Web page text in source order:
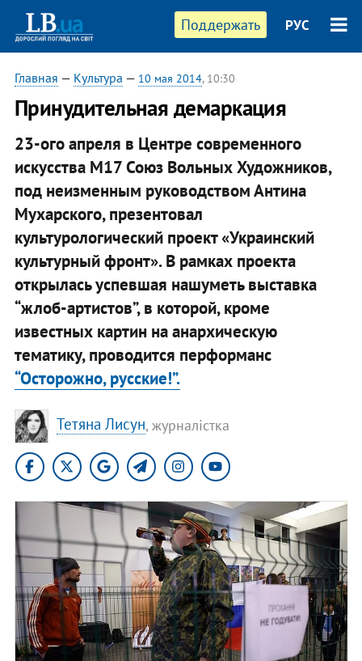
Поддержать РУС
Главная — Культура — 10 мая 2014, 10:30
Принудительная демаркация
23-ого апреля в Центре современного
искусства М17 Союз Вольных Художников,
под неизменным руководством Антина
Мухарского, презентовал
культурологический проект «Украинский
культурный фронт». В рамках проекта
открылась успевшая нашуметь выставка
“жлоб-артистов”, в которой, кроме
известных картин на анархическую
тематику, проводится перформанс
“Осторожно, русские!”.
Тетяна Лисун, журналістка